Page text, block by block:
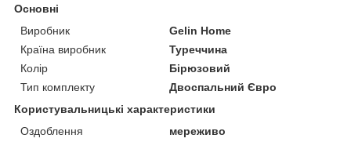
Основні
Виробник
Gelin Home
Країна виробник
Туреччина
Колір
Бірюзовий
Тип комплекту
Двоспальний Євро
Користувальницькі характеристики
Оздоблення
мереживо